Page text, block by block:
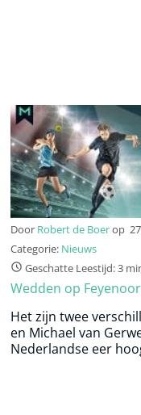
Door Robert de Boerop
Categorie: Nieuws
Geschatte Leestijd: 3
Wedden op
Het zijn twee
en Michael van
Nederlandse eer